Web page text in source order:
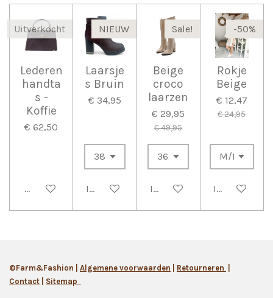
n
e
n
Uitverkocht
Lederen
handta
s -
Koffie
€ 62,50
Houd mij op de hoogte
NIEUW
Laarsje
s Bruin
€ 34,95
In winkelwagen
Sale!
Beige
croco
laarzen
€ 29,95
€ 49,95
In winkelwagen
-50%
Rokje
Beige
€ 12,47
€ 24,95
In
©Farm&Fashion | Algemene voorwaarden Retourneren
Contact
Sitemap